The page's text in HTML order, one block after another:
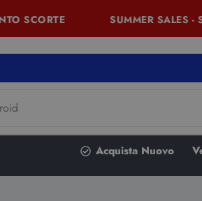
SUMMER SALES -
Acquista Nuovo